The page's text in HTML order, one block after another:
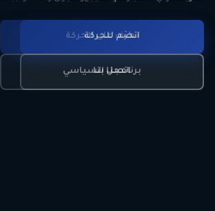
تعرّف على الحركة
برنامجنا السياسي
انضم للحركة
اتصل بنا